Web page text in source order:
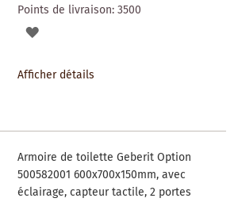
Points de livraison:3500
AJOUTER
SOUHAITS
Afficher détails
Armoire de toilette Geberit Option
500582001 600x700x150mm, avec
éclairage, capteur tactile, 2 portes